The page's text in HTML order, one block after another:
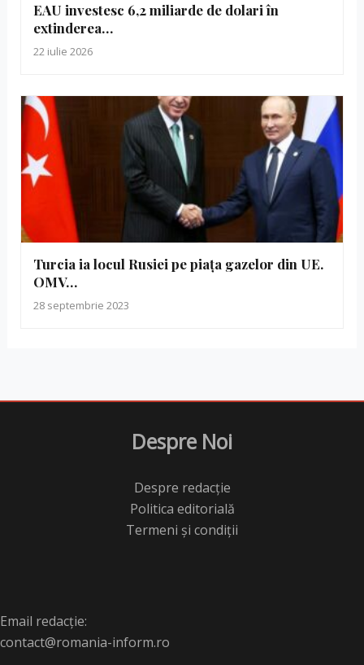
EAU investesc 6,2 miliarde de dolari în
extinderea…
22 iulie 2026
Turcia ia locul Rusiei pe piața gazelor din UE.
OMV…
28 septembrie 2023
Despre Noi
Despre redacție
Politica editorială
Termeni și condiții
Email redacție:
contact@romania-inform.ro